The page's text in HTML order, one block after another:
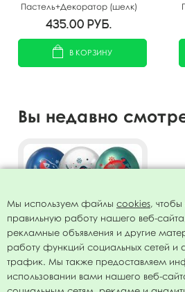
Пастель+Декоратор (шелк)
5 ст. рис Снежинки 25шт
435.00 руб.
В КОРЗИНУ
Вы недавно
MР 11"/28см Хром (шелк) 2
Мы используем файлы cookies, чтобы
правильную работу нашего веб-
рекламные объявления и другие
работу функций социальных сетей и
трафик. Мы также предоставляем
использовании вами нашего веб-